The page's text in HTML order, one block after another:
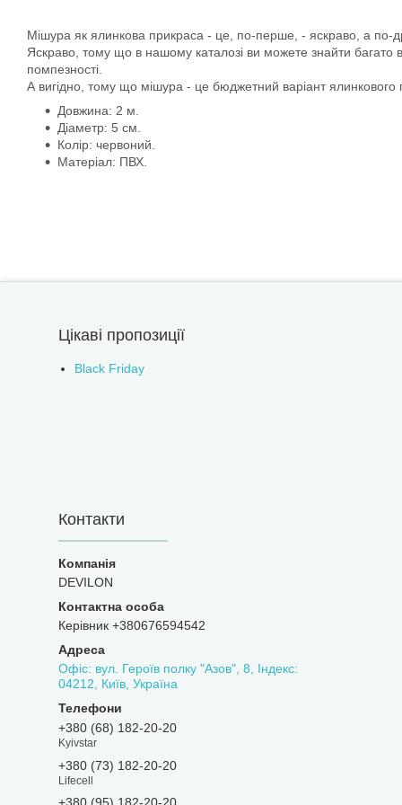
Мішура як ялинкова прикраса - це, по-перше, - яскраво, а по-
Яскраво, тому що в нашому каталозі ви можете знайти багато
помпезності.
А вигідно, тому що мішура - це бюджетний варіант ялинкового
Довжина: 2 м.
Діаметр: 5 см.
Колір: червоний.
Матеріал: ПВХ.
Цікаві пропозиції
Black Friday
Контакти
DEVILON
Керівник +380676594542
Офіс: вул. Героїв полку "Азов", 8, Індекс:
04212, Київ, Україна
+380 (68) 182-20-20
Kyivstar
+380 (73) 182-20-20
Lifecell